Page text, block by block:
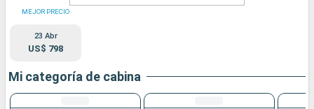
MEJOR PRECIO
23 Abr
US$ 798
Mi categoría de cabina
Puertos Compañías